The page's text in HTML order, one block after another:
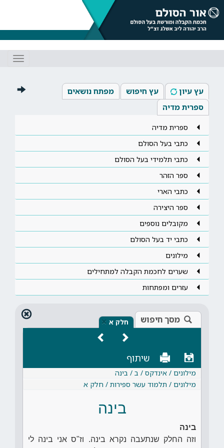
עץ עיון עץ חיפוש
מפתח נושאים
ספרית מדיה
ספרית מדיה
כתבי בעל הסולם
כתבי תלמידי בעל הסולם
ספר הזהר
כתבי הארי
ספר היצירה
מקובלים נוספים
כתבי יד בעל הסולם
מילונים
שערים לחכמת הקבלה למתחילים
עזרים ומפתחות
מסך חיפוש חלק א ×
שיתוף
מילונים / אינדקס / ב / בינה
מילונים / תלמוד עשר ספירות / חלק א
בינה
בינה
וזה החלק שנתעבה נקרא בינה. וז"ס אני בינה לי